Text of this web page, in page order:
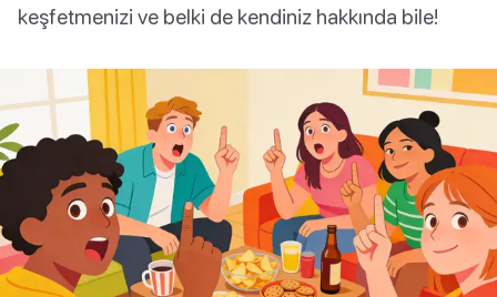
keşfetmenizi ve belki de kendiniz hakkında bile!